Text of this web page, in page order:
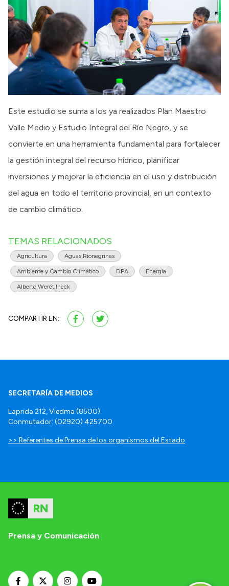
Este estudio se suma a los ya realizados Plan Maestro
Valle Medio y Estudio Integral del Río Negro, y se
convierte en una herramienta fundamental para fortalecer
la gestión integral del recurso hídrico, planificar
inversiones y mejorar la eficiencia en el uso y distribución
del agua en todo el territorio provincial, en un contexto
de cambio climático.
TEMAS RELACIONADOS
Agricultura Aguas Rionegrinas
Ambiente y Cambio Climático DPA Energía
Alberto Weretilneck
COMPARTIR EN:
SECRETARÍA DE MEDIOS
Laprida 212, Viedma (8500).
Conmutador: (02920) 425700
>> Referentes de Prensa de los organismos del Estado
Prensa y Comunicación